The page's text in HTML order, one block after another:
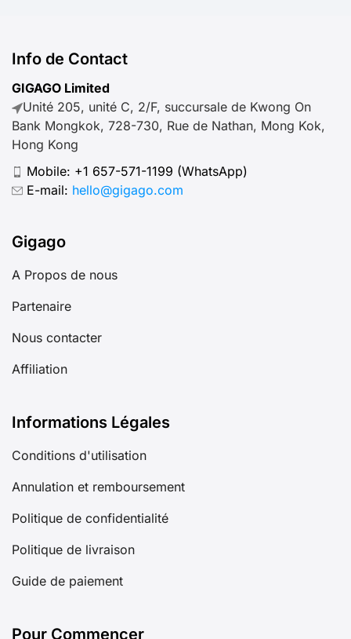
Info de Contact
GIGAGO Limited
Unité 205, unité C, 2/F, succursale de Kwong On
Bank Mongkok, 728-730, Rue de Nathan, Mong Kok,
Hong Kong
Mobile: +1 657-571-1199 (WhatsApp)
E-mail: hello@gigago.com
Gigago
A Propos de nous
Partenaire
Nous contacter
Affiliation
Informations Légales
Conditions d'utilisation
Annulation et remboursement
Politique de confidentialité
Politique de livraison
Guide de paiement
Pour Commencer